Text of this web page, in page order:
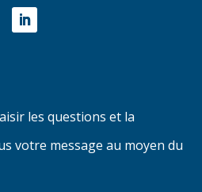
les questions et la
votre message au moyen du